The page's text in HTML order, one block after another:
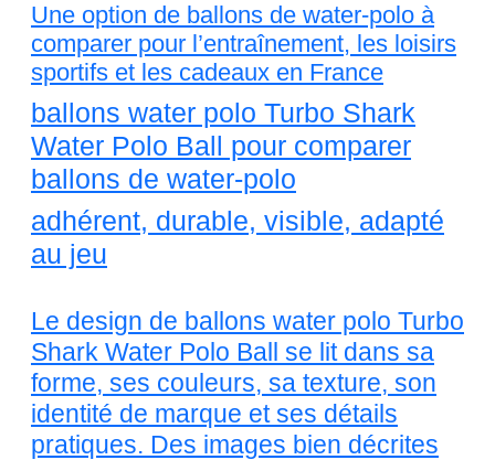
Une option de ballons de water-polo à
comparer pour l’entraînement, les loisirs
sportifs et les cadeaux en France
ballons water polo Turbo Shark
Water Polo Ball pour comparer
ballons de water-polo
adhérent, durable, visible, adapté
au jeu
Le design de ballons water polo Turbo
Shark Water Polo Ball se lit dans sa
forme, ses couleurs, sa texture, son
identité de marque et ses détails
pratiques. Des images bien décrites